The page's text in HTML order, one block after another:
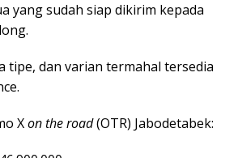
yang sudah siap dikirim kepada
tipe, dan varian termahal tersedia
Xon the road(OTR) Jabodetabek: